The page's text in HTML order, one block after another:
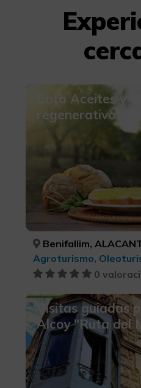
Cata Aceites y
regenerativo
Benifallim,
Agroturismo,
0
Visitas guiadas
Alcoy "Ruta del